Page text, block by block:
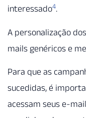
interessado4.
A personalização
mails genéricos e
Para que as
sucedidas, é
acessam seus e-